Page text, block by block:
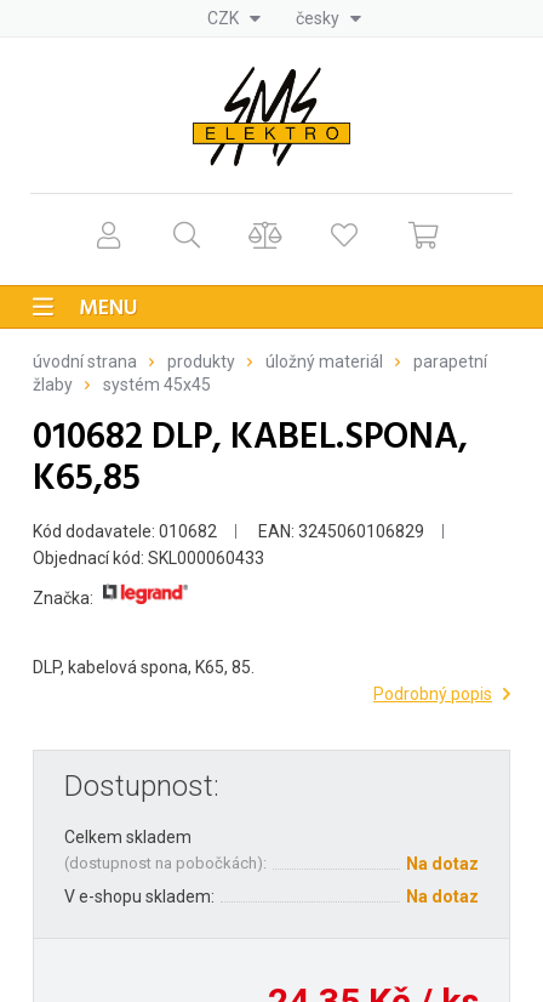
CZK česky
MENU
úvodní strana produkty úložný materiál
parapetní
žlaby
systém 45x45
010682 DLP, KABEL.SPONA,
K65,85
Kód dodavatele: 010682
EAN: 3245060106829
Objednací kód: SKL000060433
Značka:
DLP, kabelová spona, K65, 85.
Podrobný popis
Dostupnost:
Celkem skladem
(dostupnost na pobočkách):
Na dotaz
V e-shopu skladem:
Na dotaz